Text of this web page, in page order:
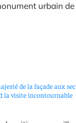
urbain
de la façade aux
la visite incontournable